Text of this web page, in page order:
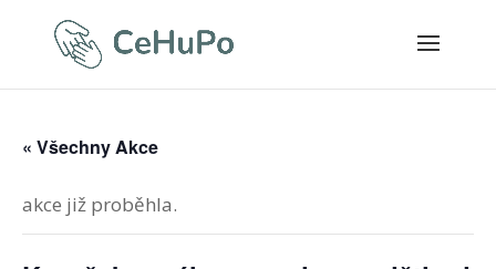
« Všechny Akce
akce již proběhla.